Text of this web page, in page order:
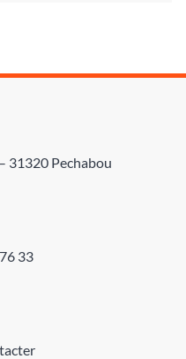
31320 Pechabou
33